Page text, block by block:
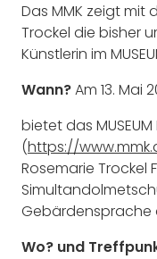
Das MMK zeigt mit
Trockel die bisher
Künstlerin im
Wann?Am 13. Mai
bietet das MUSEUM
(https://
Rosemarie Trockel
Gebärdensprache
Wo? und